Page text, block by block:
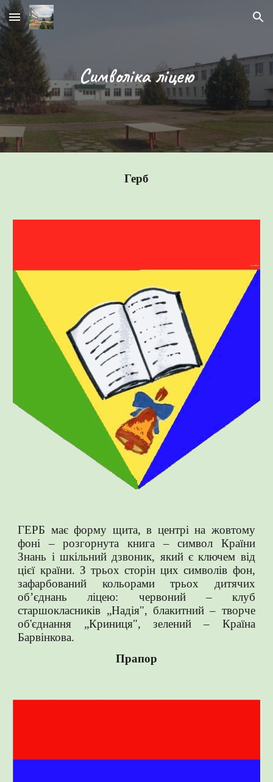
Skip to main content Skip to navigation
Символіка ліцею
Герб
ГЕРБ має форму щита, в центрі на жовтому
фоні – розгорнута книга – символ Країни
Знань і шкільний дзвоник, який є ключем від
цієї країни. З трьох сторін цих символів фон,
зафарбований кольорами трьох дитячих
об’єднань ліцею: червоний – клуб
старшокласників „Надія", блакитний – творче
об'єднання „Криниця", зелений – Країна
Барвінкова.
Прапор